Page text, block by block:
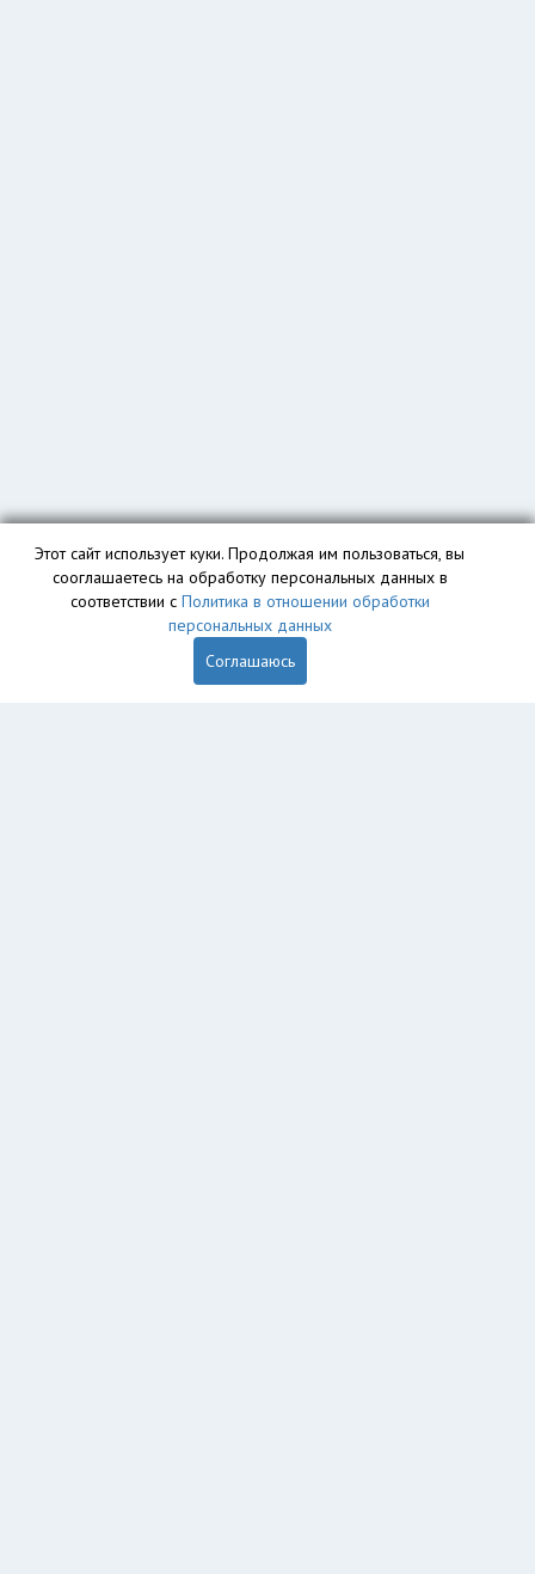
Этот сайт использует куки. Продолжая им пользоваться, вы
сооглашаетесь на обработку персональных данных в
соответствии с Политика в отношении обработки
персональных данных
Соглашаюсь